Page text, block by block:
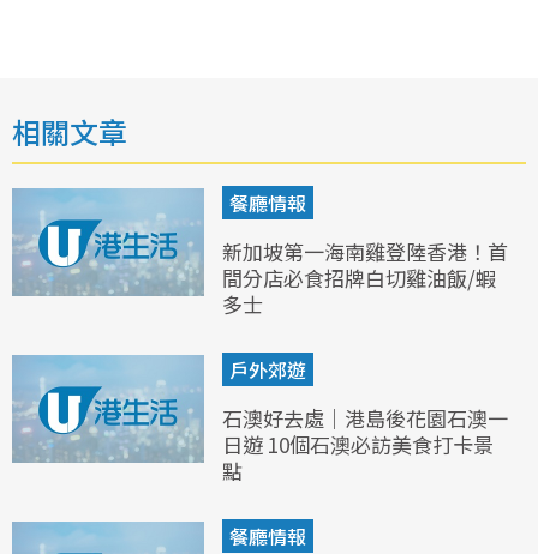
相關文章
餐廳情報
新加坡第一海南雞登陸香港！首
間分店必食招牌白切雞油飯/蝦
多士
戶外郊遊
石澳好去處｜港島後花園石澳一
日遊 10個石澳必訪美食打卡景
點
餐廳情報